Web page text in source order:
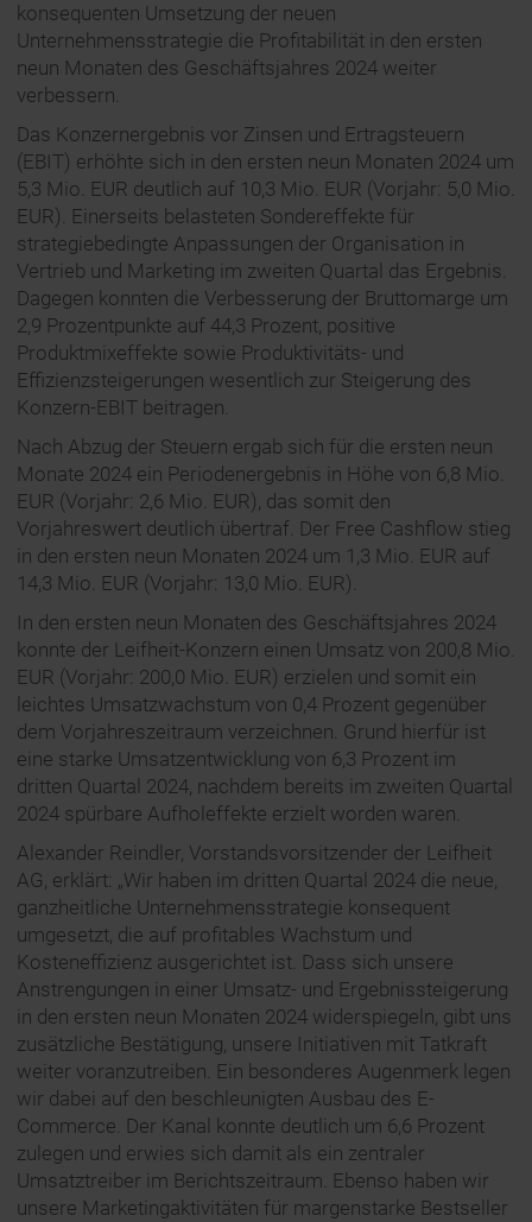
konsequenten Umsetzung der neuen
Unternehmensstrategie die Profitabilität in den ersten
neun Monaten des Geschäftsjahres 2024 weiter
verbessern.
Das Konzernergebnis vor Zinsen und Ertragsteuern
(EBIT) erhöhte sich in den ersten neun Monaten 2024 um
5,3 Mio. EUR deutlich auf 10,3 Mio. EUR (Vorjahr: 5,0 Mio.
EUR). Einerseits belasteten Sondereffekte für
strategiebedingte Anpassungen der Organisation in
Vertrieb und Marketing im zweiten Quartal das Ergebnis.
Dagegen konnten die Verbesserung der Bruttomarge um
2,9 Prozentpunkte auf 44,3 Prozent, positive
Produktmixeffekte sowie Produktivitäts- und
Effizienzsteigerungen wesentlich zur Steigerung des
Konzern-EBIT beitragen.
Nach Abzug der Steuern ergab sich für die ersten neun
Monate 2024 ein Periodenergebnis in Höhe von 6,8 Mio.
EUR (Vorjahr: 2,6 Mio. EUR), das somit den
Vorjahreswert deutlich übertraf. Der Free Cashflow stieg
in den ersten neun Monaten 2024 um 1,3 Mio. EUR auf
14,3 Mio. EUR (Vorjahr: 13,0 Mio. EUR).
In den ersten neun Monaten des Geschäftsjahres 2024
konnte der Leifheit-Konzern einen Umsatz von 200,8 Mio.
EUR (Vorjahr: 200,0 Mio. EUR) erzielen und somit ein
leichtes Umsatzwachstum von 0,4 Prozent gegenüber
dem Vorjahreszeitraum verzeichnen. Grund hierfür ist
eine starke Umsatzentwicklung von 6,3 Prozent im
dritten Quartal 2024, nachdem bereits im zweiten Quartal
2024 spürbare Aufholeffekte erzielt worden waren.
Alexander Reindler, Vorstandsvorsitzender der Leifheit
AG, erklärt: „Wir haben im dritten Quartal 2024 die neue,
ganzheitliche Unternehmensstrategie konsequent
umgesetzt, die auf profitables Wachstum und
Kosteneffizienz ausgerichtet ist. Dass sich unsere
Anstrengungen in einer Umsatz- und Ergebnissteigerung
in den ersten neun Monaten 2024 widerspiegeln, gibt uns
zusätzliche Bestätigung, unsere Initiativen mit Tatkraft
weiter voranzutreiben. Ein besonderes Augenmerk legen
wir dabei auf den beschleunigten Ausbau des E-
Commerce. Der Kanal konnte deutlich um 6,6 Prozent
zulegen und erwies sich damit als ein zentraler
Umsatztreiber im Berichtszeitraum. Ebenso haben wir
unsere Marketingaktivitäten für margenstarke Bestseller